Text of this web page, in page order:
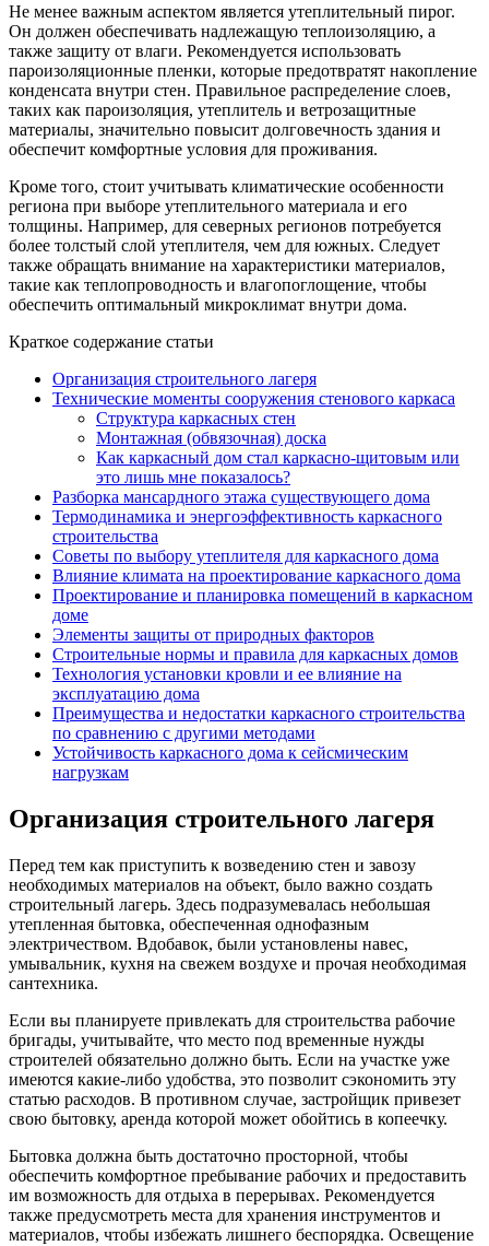
Не менее важным аспектом является утеплительный пирог.
Он должен обеспечивать надлежащую теплоизоляцию, а
также защиту от влаги. Рекомендуется использовать
пароизоляционные пленки, которые предотвратят накопление
конденсата внутри стен. Правильное распределение слоев,
таких как пароизоляция, утеплитель и ветрозащитные
материалы, значительно повысит долговечность здания и
обеспечит комфортные условия для проживания.
Кроме того, стоит учитывать климатические особенности
региона при выборе утеплительного материала и его
толщины. Например, для северных регионов потребуется
более толстый слой утеплителя, чем для южных. Следует
также обращать внимание на характеристики материалов,
такие как теплопроводность и влагопоглощение, чтобы
обеспечить оптимальный микроклимат внутри дома.
Краткое содержание статьи
Организация строительного лагеря
Технические моменты сооружения стенового каркаса
Структура каркасных стен
Монтажная (обвязочная) доска
Как каркасный дом стал каркасно-щитовым или
это лишь мне показалось?
Разборка мансардного этажа существующего дома
Термодинамика и энергоэффективность каркасного
строительства
Советы по выбору утеплителя для каркасного дома
Влияние климата на проектирование каркасного дома
Проектирование и планировка помещений в каркасном
доме
Элементы защиты от природных факторов
Строительные нормы и правила для каркасных домов
Технология установки кровли и ее влияние на
эксплуатацию дома
Преимущества и недостатки каркасного строительства
по сравнению с другими методами
Устойчивость каркасного дома к сейсмическим
нагрузкам
Организация строительного лагеря
Перед тем как приступить к возведению стен и завозу
необходимых материалов на объект, было важно создать
строительный лагерь. Здесь подразумевалась небольшая
утепленная бытовка, обеспеченная однофазным
электричеством. Вдобавок, были установлены навес,
умывальник, кухня на свежем воздухе и прочая необходимая
сантехника.
Если вы планируете привлекать для строительства рабочие
бригады, учитывайте, что место под временные нужды
строителей обязательно должно быть. Если на участке уже
имеются какие-либо удобства, это позволит сэкономить эту
статью расходов. В противном случае, застройщик привезет
свою бытовку, аренда которой может обойтись в копеечку.
Бытовка должна быть достаточно просторной, чтобы
обеспечить комфортное пребывание рабочих и предоставить
им возможность для отдыха в перерывах. Рекомендуется
также предусмотреть места для хранения инструментов и
материалов, чтобы избежать лишнего беспорядка. Освещение